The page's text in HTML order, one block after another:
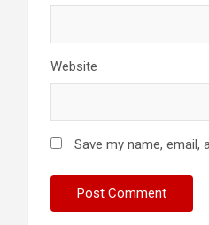
Website
Save my name,